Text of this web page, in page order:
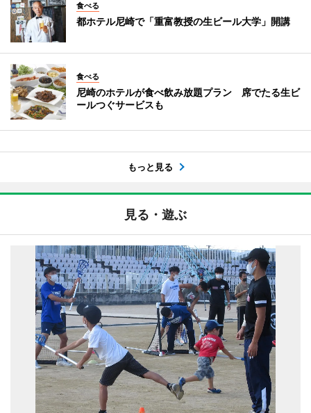
食べる
都ホテル尼崎で「重富教授の生ビール大学」開講
食べる
尼崎のホテルが食べ飲み放題プラン 席でたる生ビ
ールつぐサービスも
もっと見る
見る・遊ぶ